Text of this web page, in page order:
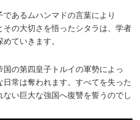
あるムハンマドの言葉により
その大切さを悟ったシタラは、学者
ていきます。
の第四皇子トルイの軍勢によっ
日常は奪われます。すべてを失った
ない巨大な強国へ復讐を誓うのでし